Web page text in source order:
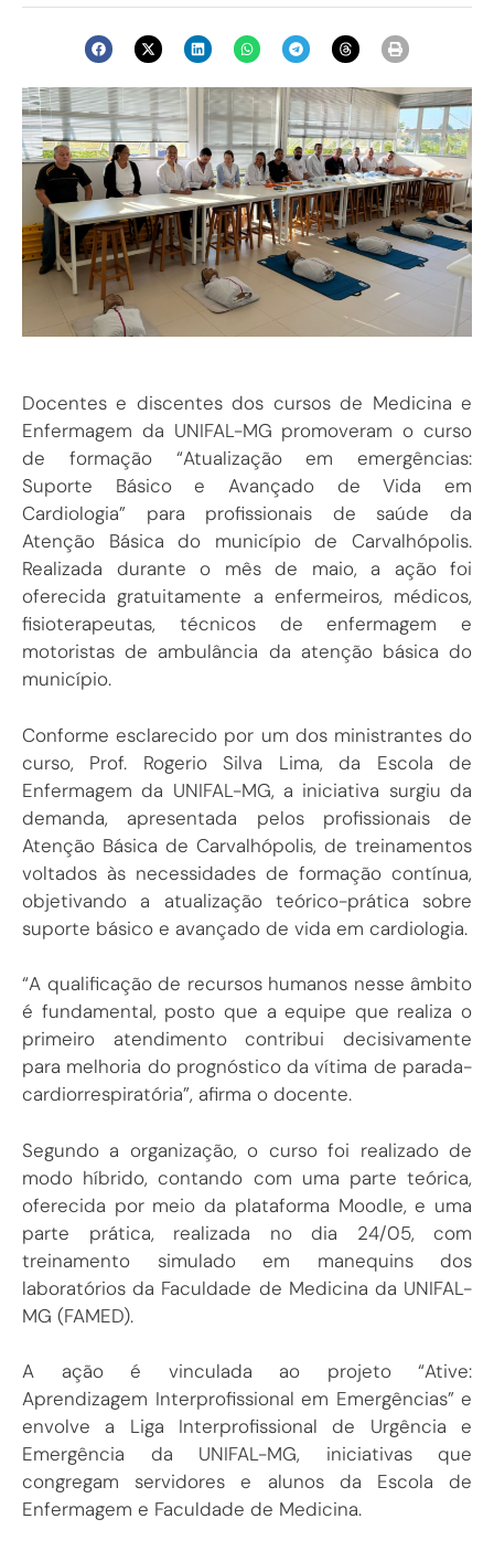
Docentes e discentes dos cursos de Medicina e
Enfermagem da UNIFAL-MG promoveram o curso
de formação “Atualização em emergências:
Suporte Básico e Avançado de Vida em
Cardiologia” para profissionais de saúde da
Atenção Básica do município de Carvalhópolis.
Realizada durante o mês de maio, a ação foi
oferecida gratuitamente a enfermeiros, médicos,
fisioterapeutas, técnicos de enfermagem e
motoristas de ambulância da atenção básica do
município.
Conforme esclarecido por um dos ministrantes do
curso, Prof. Rogerio Silva Lima, da Escola de
Enfermagem da UNIFAL-MG, a iniciativa surgiu da
demanda, apresentada pelos profissionais de
Atenção Básica de Carvalhópolis, de treinamentos
voltados às necessidades de formação contínua,
objetivando a atualização teórico-prática sobre
suporte básico e avançado de vida em cardiologia.
“A qualificação de recursos humanos nesse âmbito
é fundamental, posto que a equipe que realiza o
primeiro atendimento contribui decisivamente
para melhoria do prognóstico da vítima de parada-
cardiorrespiratória”, afirma o docente.
Segundo a organização, o curso foi realizado de
modo híbrido, contando com uma parte teórica,
oferecida por meio da plataforma Moodle, e uma
parte prática, realizada no dia 24/05, com
treinamento simulado em manequins dos
laboratórios da Faculdade de Medicina da UNIFAL-
MG (FAMED).
A ação é vinculada ao projeto “Ative:
Aprendizagem Interprofissional em Emergências” e
envolve a Liga Interprofissional de Urgência e
Emergência da UNIFAL-MG, iniciativas que
congregam servidores e alunos da Escola de
Enfermagem e Faculdade de Medicina.